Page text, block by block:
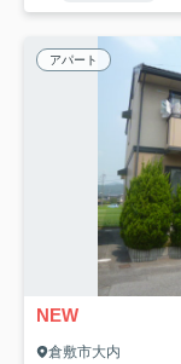
アパート
NEW
倉敷市大内